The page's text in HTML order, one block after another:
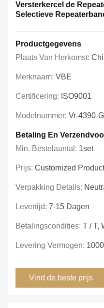
Versterkercel de
Selectieve
Productgegevens
Plaats Van Herkomst:
Merknaam: VBE
Certificering: ISO9001
Modelnummer: Vr-4390-
Betaling En
Min. Bestelaantal: 1set
Prijs: Customized Product
Verpakking Details:
Levertijd: 7-15 Dagen
Betalingscondities: T / T,
Levering Vermogen:
Vind de beste prijs